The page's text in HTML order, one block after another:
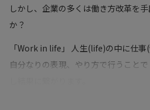
しかし、企業の多くは働き方改革を
か？
「Work in life」 人生(life)の中に仕
自分なりの表現、やり方で行うこと